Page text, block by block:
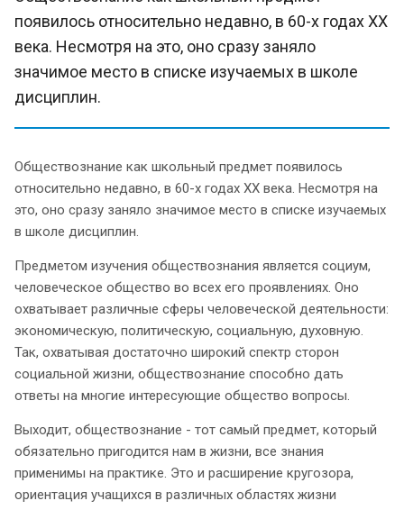
появилось относительно недавно, в 60-х годах XX
века. Несмотря на это, оно сразу заняло
значимое место в списке изучаемых в школе
дисциплин.
Обществознание как школьный предмет появилось
относительно недавно, в 60-х годах XX века. Несмотря на
это, оно сразу заняло значимое место в списке изучаемых
в школе дисциплин.
Предметом изучения обществознания является социум,
человеческое общество во всех его проявлениях. Оно
охватывает различные сферы человеческой деятельности:
экономическую, политическую, социальную, духовную.
Так, охватывая достаточно широкий спектр сторон
социальной жизни, обществознание способно дать
ответы на многие интересующие общество вопросы.
Выходит, обществознание - тот самый предмет, который
обязательно пригодится нам в жизни, все знания
применимы на практике. Это и расширение кругозора,
ориентация учащихся в различных областях жизни